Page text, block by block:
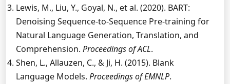
Lewis, M., Liu, Y., Goyal, N., et al. (2020). BART:
Denoising Sequence-to-Sequence Pre-training for
Natural Language Generation, Translation, and
Comprehension. Proceedings of ACL.
Shen, L., Allauzen, C., & Ji, H. (2015). Blank
Language Models. Proceedings of EMNLP.